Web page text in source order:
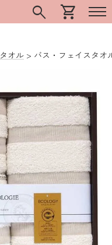
search shopping_cart
タオル バス・フェイスタオ